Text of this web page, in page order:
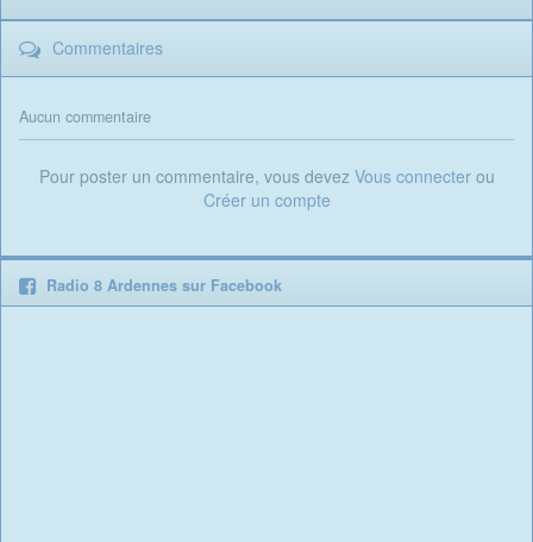
Commentaires
Aucun commentaire
Pour poster un commentaire, vous devez Vous connecterou
Créer un compte
Radio 8 Ardennes sur Facebook